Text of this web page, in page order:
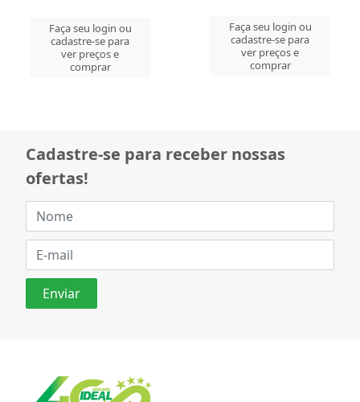
Faça seu login ou
cadastre-se para
ver preços e
comprar
Faça seu login ou
cadastre-se para
ver preços e
comprar
Cadastre-se para receber nossas
ofertas!